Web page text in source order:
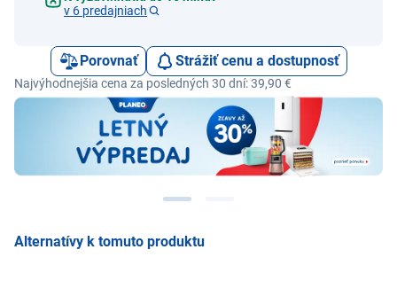
v 6 predajniach
Porovnať Strážiť cenu a dostupnosť
Najvýhodnejšia cena za posledných 30 dní: 39,90 €
Alternatívy k tomuto produktu